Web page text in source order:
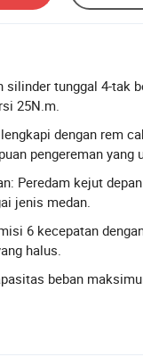
tunggal 4-tak
25N.m.
dengan rem
pengereman yang
Peredam kejut
jenis medan.
6 kecepatan
halus.
beban